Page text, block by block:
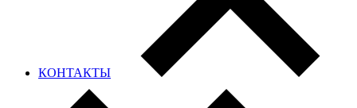
КОНТАКТЫ